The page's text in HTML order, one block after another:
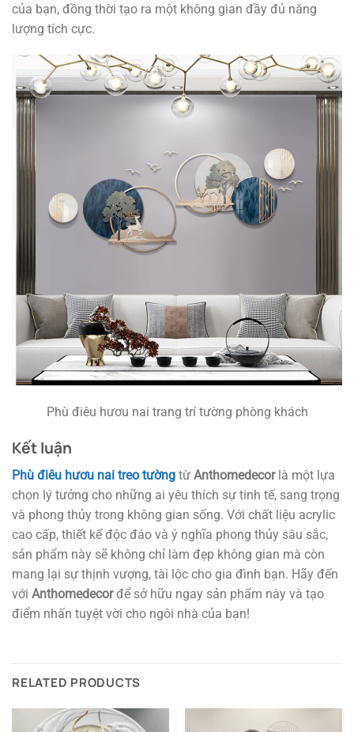
của bạn, đồng thời tạo ra một không gian đầy đủ năng
lượng tích cực.
Phù điêu hươu nai trang trí tường phòng khách
Kết luận
Phù điêu hươu nai treo tường từ Anthomedecorlà một lựa
chọn lý tưởng cho những ai yêu thích sự tinh tế, sang trọng
và phong thủy trong không gian sống. Với chất liệu acrylic
cao cấp, thiết kế độc đáo và ý nghĩa phong thủy sâu sắc,
sản phẩm này sẽ không chỉ làm đẹp không gian mà còn
mang lại sự thịnh vượng, tài lộc cho gia đình bạn. Hãy đến
với Anthomedecorđể sở hữu ngay sản phẩm này và tạo
điểm nhấn tuyệt vời cho ngôi nhà của bạn!
RELATED PRODUCTS